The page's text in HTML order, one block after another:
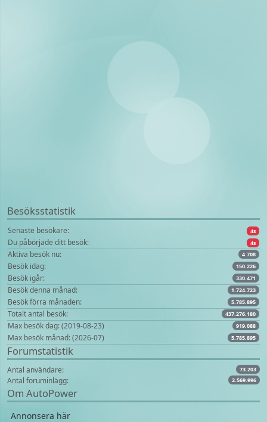
Besöksstatistik
Senaste besökare: 4s
Du påbörjade ditt besök: 4s
Aktiva besök nu: 4.708
Besök idag: 150.226
Besök igår: 330.471
Besök denna månad: 1.724.723
Besök förra månaden: 5.785.895
Totalt antal besök: 437.276.180
Max besök dag: (2019-08-23) 919.088
Max besök månad: (2026-07) 5.785.895
Forumstatistik
Antal användare: 73.203
Antal foruminlägg: 2.569.996
Om AutoPower
Annonsera här